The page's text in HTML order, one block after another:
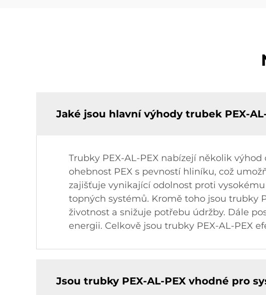
Jaké jsou hlavní výhody trubek PEX-
Trubky PEX-AL-PEX nabízejí několik
ohebnost PEX s pevností hliníku, což
zajišťuje vynikající odolnost proti
topných systémů. Kromě toho jsou trubky
životnost a snižuje potřebu údržby. Dále
energii. Celkově jsou trubky PEX-AL-PEX
Jsou trubky PEX-AL-PEX vhodné pro